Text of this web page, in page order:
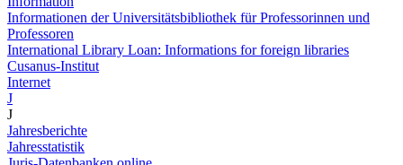
Informationen der Universitätsbibliothek für Professorinnen und
Professoren
International Library Loan: Informations for foreign libraries
Cusanus-Institut
Internet
J
J
Jahresberichte
Jahresstatistik